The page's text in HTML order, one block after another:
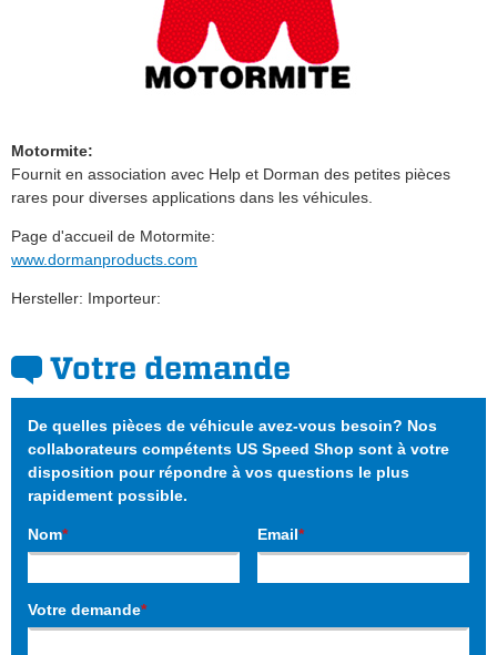
Motormite:
Fournit en association avec Help et Dorman des petites pièces
rares pour diverses applications dans les véhicules.
Page d'accueil de Motormite:
www.dormanproducts.com
Hersteller: Importeur:
Votre demande
De quelles pièces de véhicule avez-vous besoin? Nos
collaborateurs compétents US Speed Shop sont à votre
disposition pour répondre à vos questions le plus
rapidement possible.
Nom* Email*
Votre demande*